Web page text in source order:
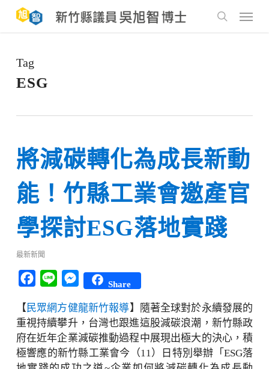
main
Menu
Tag
ESG
將減碳轉化為成長新動
能！竹縣工業會邀產官
學探討ESG落地實踐
最新新聞
Facebook
Line Messenger
Share
【民眾網方健龍新竹報導】隨著全球對於永續發展的
重視持續攀升，台灣也跟進這股減碳浪潮，新竹縣政
府在近年企業減碳推動過程中展現出極大的決心，積
極響應的新竹縣工業會今（11）日特別舉辦「ESG落